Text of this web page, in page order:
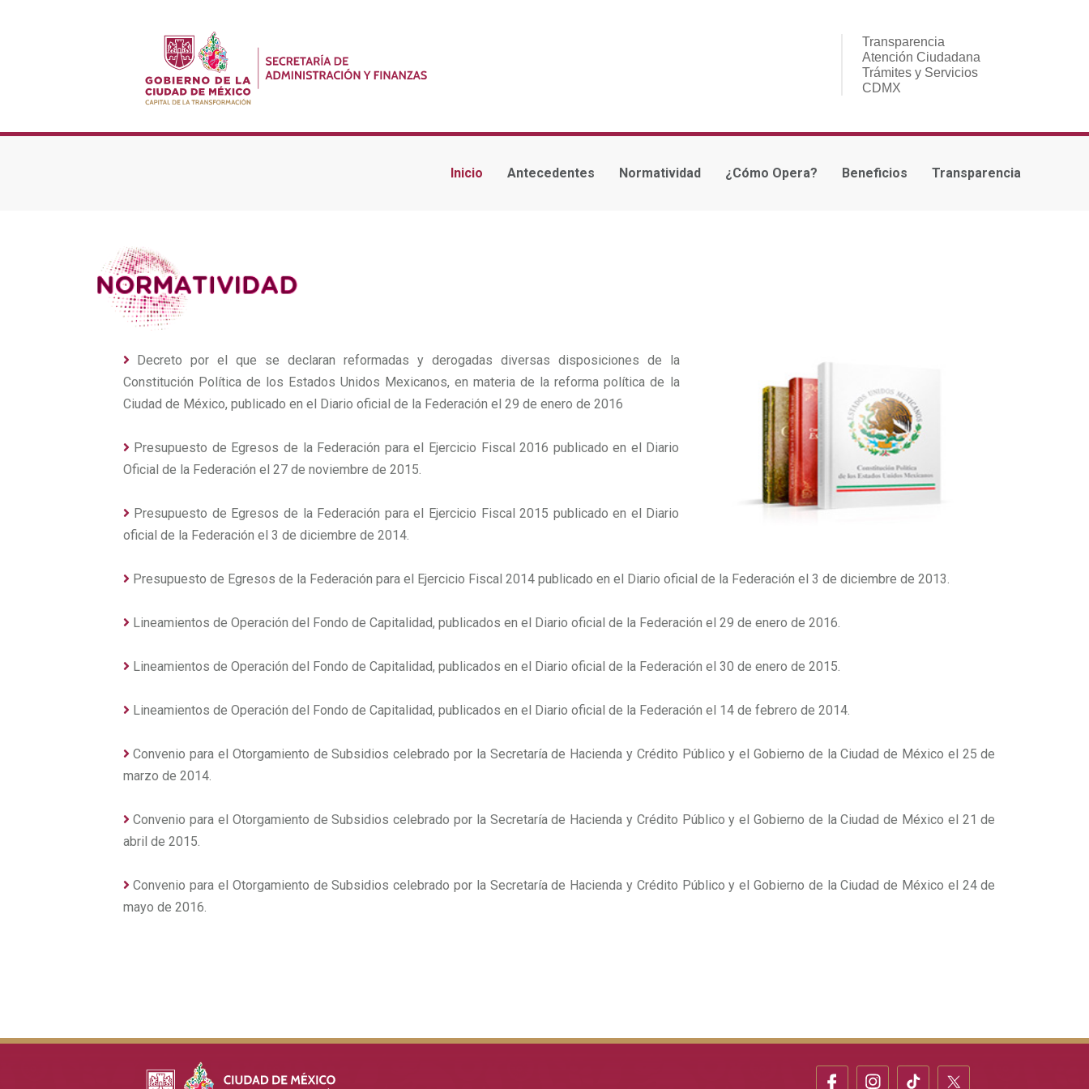
Transparencia
Atención Ciudadana
Trámites y Servicios
CDMX
Inicio Antecedentes Normatividad ¿Cómo Opera? Beneficios Transparencia
Decreto por el que se declaran reformadas y derogadas diversas disposiciones de la
Constitución Política de los Estados Unidos Mexicanos, en materia de la reforma política de la
Ciudad de México, publicado en el Diario oficial de la Federación el 29 de enero de 2016
Presupuesto de Egresos de la Federación para el Ejercicio Fiscal 2016 publicado en el Diario
Oficial de la Federación el 27 de noviembre de 2015.
Presupuesto de Egresos de la Federación para el Ejercicio Fiscal 2015 publicado en el Diario
oficial de la Federación el 3 de diciembre de 2014.
Presupuesto de Egresos de la Federación para el Ejercicio Fiscal 2014 publicado en el Diario oficial de la Federación el 3 de diciembre de 2013.
Lineamientos de Operación del Fondo de Capitalidad, publicados en el Diario oficial de la Federación el 29 de enero de 2016.
Lineamientos de Operación del Fondo de Capitalidad, publicados en el Diario oficial de la Federación el 30 de enero de 2015.
Lineamientos de Operación del Fondo de Capitalidad, publicados en el Diario oficial de la Federación el 14 de febrero de 2014.
Convenio para el Otorgamiento de Subsidios celebrado por la Secretaría de Hacienda y Crédito Público y el Gobierno de la Ciudad de México el 25 de
marzo de 2014.
Convenio para el Otorgamiento de Subsidios celebrado por la Secretaría de Hacienda y Crédito Público y el Gobierno de la Ciudad de México el 21 de
abril de 2015.
Convenio para el Otorgamiento de Subsidios celebrado por la Secretaría de Hacienda y Crédito Público y el Gobierno de la Ciudad de México el 24 de
mayo de 2016.